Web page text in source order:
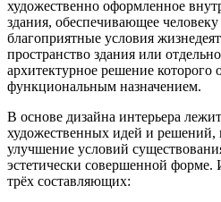
художественно оформленное
здания, обеспечивающее человеку
благоприятные условия
пространство здания или
архитектурное решение которого
функциональным назначением.
В основе дизайна интерьера
художественных идей и решений,
улучшение условий
эстетически совершенной форме.
трёх составляющих: